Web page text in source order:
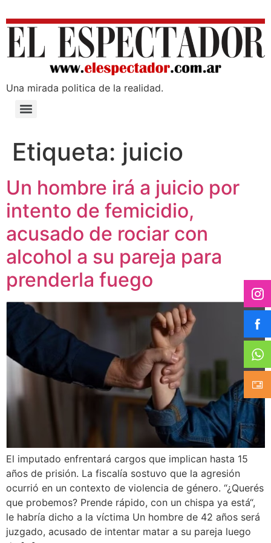
Una mirada poli­tica de la realidad.
Etiqueta: juicio
Un hombre irá a juicio por
intento de femicidio,
acusado de rociar con
alcohol a su pareja para
prenderla fuego
El imputado enfrentará cargos que implican hasta 15
años de prisión. La fiscalía sostuvo que la agresión
ocurrió en un contexto de violencia de género. “¿Querés
que probemos? Prende rápido, con un chispa ya está“,
le habría dicho a la víctima Un hombre de 42 años será
juzgado, acusado de intentar matar a su pareja luego